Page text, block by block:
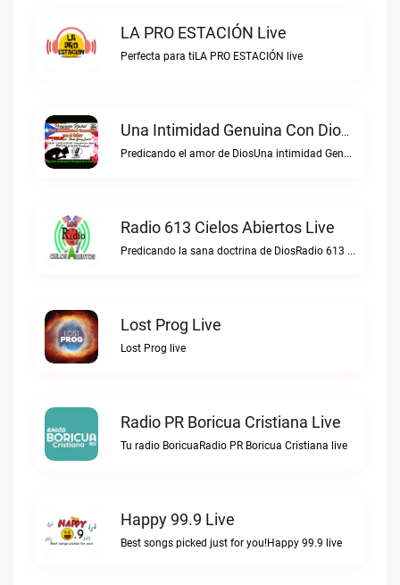
LA PRO ESTACIÓN Live
Perfecta para tiLA PRO ESTACIÓN live
Una Intimidad Genuina Con Dios Live
Predicando el amor de DiosUna intimidad Genuina con Dios live
Radio 613 Cielos Abiertos Live
Predicando la sana doctrina de DiosRadio 613 Cielos Abiertos live
Lost Prog Live
Lost Prog live
Radio PR Boricua Cristiana Live
Tu radio BoricuaRadio PR Boricua Cristiana live
Happy 99.9 Live
Best songs picked just for you!Happy 99.9 live